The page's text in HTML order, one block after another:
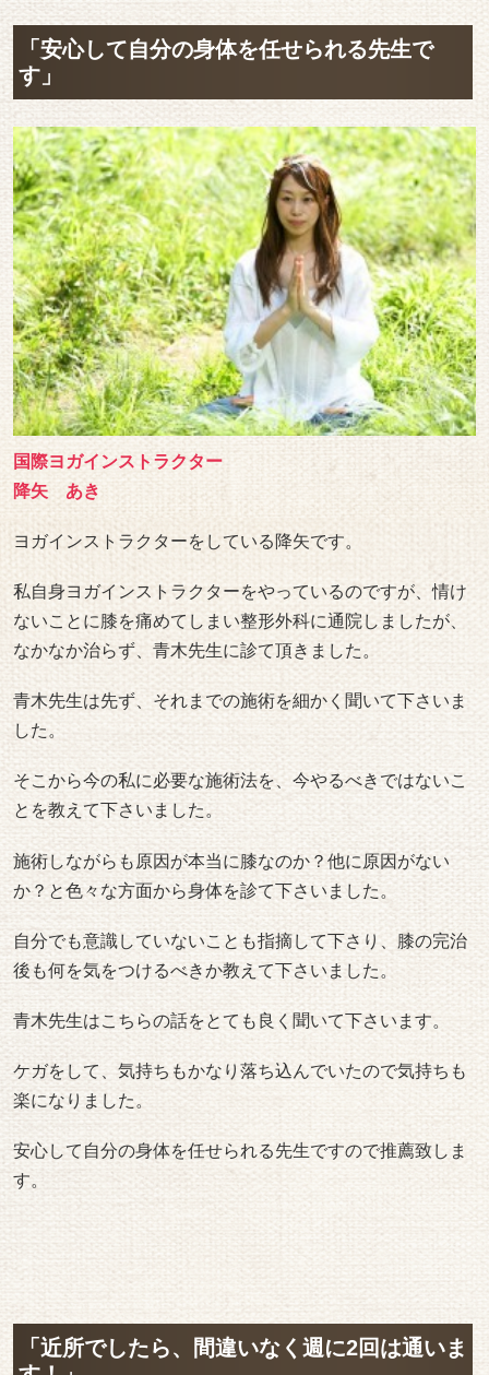
「安心して自分の身体を任せられる先生で
す」
国際ヨガインストラクター
降矢 あき
ヨガインストラクターをしている降矢です。
私自身ヨガインストラクターをやっているのですが、情け
ないことに膝を痛めてしまい整形外科に通院しましたが、
なかなか治らず、青木先生に診て頂きました。
青木先生は先ず、それまでの施術を細かく聞いて下さいま
した。
そこから今の私に必要な施術法を、今やるべきではないこ
とを教えて下さいました。
施術しながらも原因が本当に膝なのか？他に原因がない
か？と色々な方面から身体を診て下さいました。
自分でも意識していないことも指摘して下さり、膝の完治
後も何を気をつけるべきか教えて下さいました。
青木先生はこちらの話をとても良く聞いて下さいます。
ケガをして、気持ちもかなり落ち込んでいたので気持ちも
楽になりました。
安心して自分の身体を任せられる先生ですので推薦致しま
す。
「近所でしたら、間違いなく週に2回は通いま